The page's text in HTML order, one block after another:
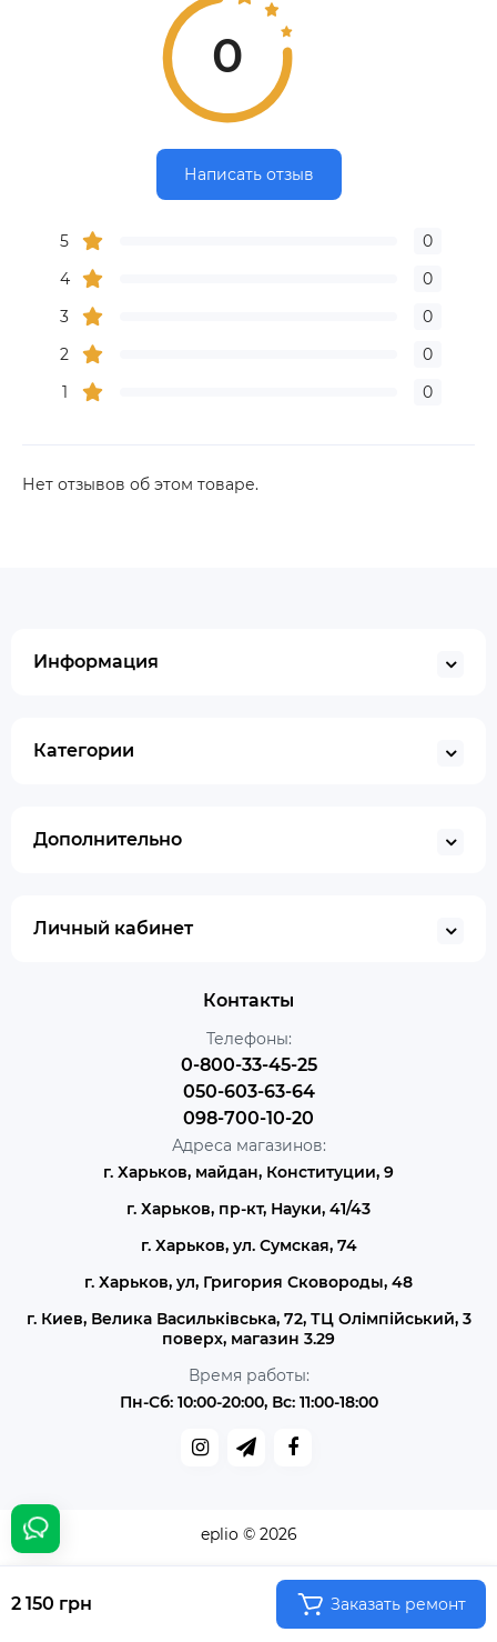
0
Написать отзыв
5
0
4
0
3
0
2
0
1
0
Нет отзывов об этом товаре.
2 150 грн Заказать ремонт
Информация
Категории
Дополнительно
Личный кабинет
Контакты
Телефоны:
0-800-33-45-25
050-603-63-64
098-700-10-20
Адреса магазинов:
г. Харьков, майдан, Конституции, 9
г. Харьков, пр-кт, Науки, 41/43
г. Харьков, ул. Сумская, 74
г. Харьков, ул, Григория Сковороды, 48
г. Киев, Велика Васильківська, 72, ТЦ Олімпійський, 3
поверх, магазин 3.29
Время работы:
Пн-Сб: 10:00-20:00, Вс: 11:00-18:00
eplio © 2026